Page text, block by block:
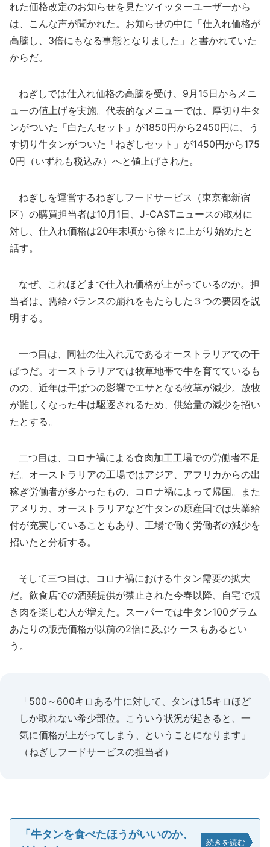
れた価格改定のお知らせを見たツイッターユーザーから
は、こんな声が聞かれた。お知らせの中に「仕入れ価格が
高騰し、3倍にもなる事態となりました」と書かれていた
からだ。
ねぎしでは仕入れ価格の高騰を受け、9月15日からメニ
ューの値上げを実施。代表的なメニューでは、厚切り牛タ
ンがついた「白たんセット」が1850円から2450円に、う
す切り牛タンがついた「ねぎしセット」が1450円から175
0円（いずれも税込み）へと値上げされた。
ねぎしを運営するねぎしフードサービス（東京都新宿
区）の購買担当者は10月1日、J-CASTニュースの取材に
対し、仕入れ価格は20年末頃から徐々に上がり始めたと
話す。
なぜ、これほどまで仕入れ価格が上がっているのか。担
当者は、需給バランスの崩れをもたらした３つの要因を説
明する。
一つ目は、同社の仕入れ元であるオーストラリアでの干
ばつだ。オーストラリアでは牧草地帯で牛を育てているも
のの、近年は干ばつの影響でエサとなる牧草が減少。放牧
が難しくなった牛は駆逐されるため、供給量の減少を招い
たとする。
二つ目は、コロナ禍による食肉加工工場での労働者不足
だ。オーストラリアの工場ではアジア、アフリカからの出
稼ぎ労働者が多かったもの、コロナ禍によって帰国。また
アメリカ、オーストラリアなど牛タンの原産国では失業給
付が充実していることもあり、工場で働く労働者の減少を
招いたと分析する。
そして三つ目は、コロナ禍における牛タン需要の拡大
だ。飲食店での酒類提供が禁止された今春以降、自宅で焼
き肉を楽しむ人が増えた。スーパーでは牛タン100グラム
あたりの販売価格が以前の2倍に及ぶケースもあるとい
う。
「500～600キロある牛に対して、タンは1.5キロほど
しか取れない希少部位。こういう状況が起きると、一
気に価格が上がってしまう、ということになります」
（ねぎしフードサービスの担当者）
「牛タンを食べたほうがいいのか、
続きを読む